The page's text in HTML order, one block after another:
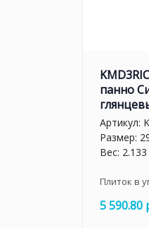
панно
Артикул:
Размер:
Вес: 2.133
Плиток в
5 590.80